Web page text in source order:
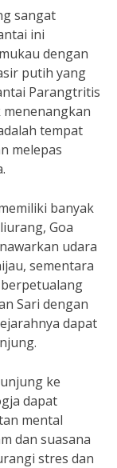
sangat
ini
dengan
putih yang
Parangtritis
tempat
melepas
banyak
Goa
udara
sementara
Sari dengan
dapat
ke
dapat
mental
dan suasana
stres dan